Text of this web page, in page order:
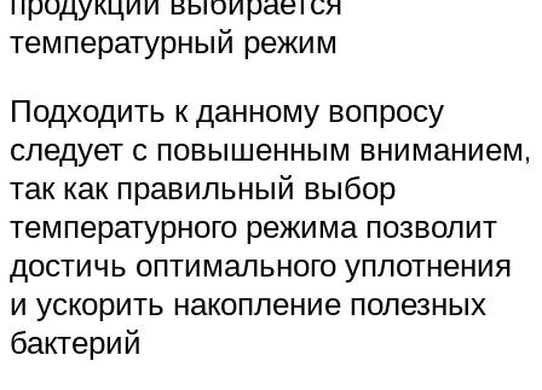
температурный режим
Подходить к данному вопросу
следует с повышенным вниманием,
так как правильный выбор
температурного режима позволит
достичь оптимального уплотнения
и ускорить накопление полезных
бактерий